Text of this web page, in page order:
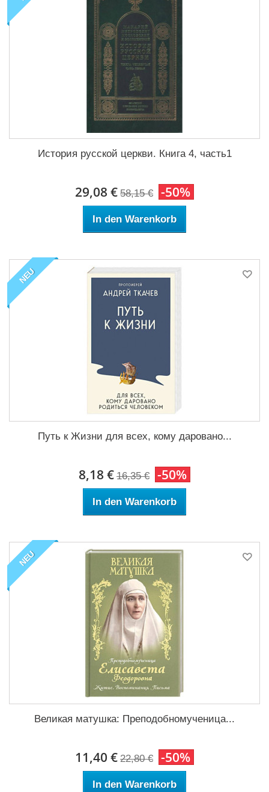
История русской церкви. Книга 4, часть1
29,08 € 58,15 € -50%
In den Warenkorb
NEU
Путь к Жизни для всех, кому даровано...
8,18 € 16,35 € -50%
In den Warenkorb
NEU
Великая матушка: Преподобномученица...
11,40 € 22,80 € -50%
In den Warenkorb